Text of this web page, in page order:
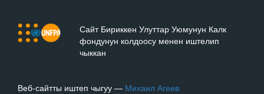
Сайт Бириккен Улуттар Уюмунун Калк
фондунун колдоосу менен иштелип
чыккан
Веб-сайтты иштеп чыгуу — Михаил Агеев